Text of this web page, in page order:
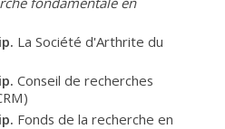
La Société d'Arthrite du
Conseil de recherches
Fonds de la recherche en